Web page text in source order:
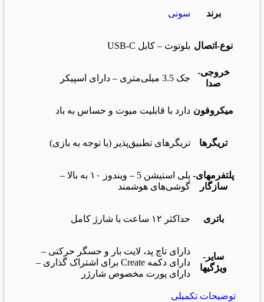
برند سونی
نوع-اتصال بلوتوث – کابل USB-C
خروجی-
صدا
جک 3.5 میلی‌متری – دارای اسپیکر
میکروفون دارد با قابلیت میوت و حساس به باد
تریگرها تریگرهای تطبیق‌پذیر (با توجه به بازی)
پلتفرمهای-
سازگار
پلی استیشن 5 – ویندوز ۱۰ به بالا –
گوشی‌های هوشمند
باتری حداکثر ۱۲ ساعت با شارژ کامل
سایر-
ویژگیها
دارای تاچ پد، لایت بار و حسگر حرکتی –
دارای دکمه Create برای اشتراک گذاری –
دارای پورت مخصوص شارژر
توضیحات تکمیلی